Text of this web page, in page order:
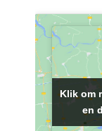
Klik om
en
Klik om
en